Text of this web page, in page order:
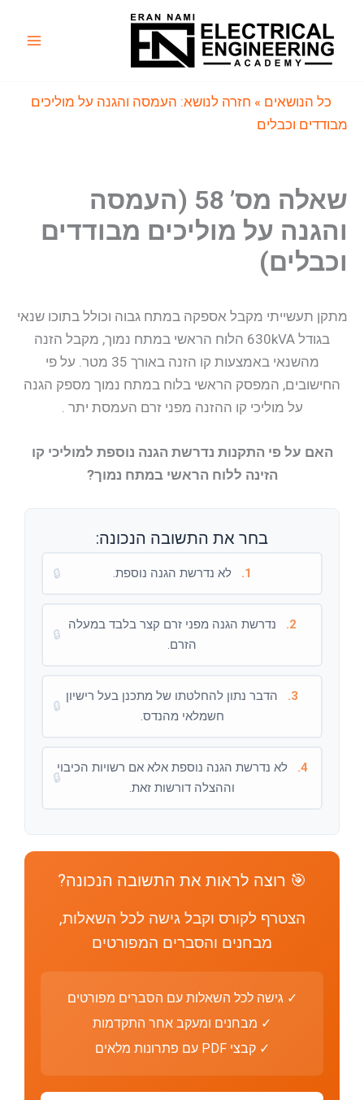
כל הנושאים » חזרה לנושא: העמסה והגנה על מוליכים
מבודדים וכבלים
שאלה מס’ 58 (העמסה
והגנה על מוליכים מבודדים
וכבלים)
מתקן תעשייתי מקבל אספקה במתח גבוה וכולל בתוכו שנאי
בגודל 630kVA הלוח הראשי במתח נמוך, מקבל הזנה
מהשנאי באמצעות קו הזנה באורך 35 מטר. על פי
החישובים, המפסק הראשי בלוח במתח נמוך מספק הגנה
על מוליכי קו ההזנה מפני זרם העמסת יתר .
האם על פי התקנות נדרשת הגנה נוספת למוליכי קו
הזינה ללוח הראשי במתח נמוך?
בחר את התשובה הנכונה:
1. לא נדרשת הגנה נוספת. 🔒
2.
נדרשת הגנה מפני זרם קצר בלבד במעלה
הזרם.
🔒
3.
הדבר נתון להחלטתו של מתכנן בעל רישיון
חשמלאי מהנדס.
🔒
4.
לא נדרשת הגנה נוספת אלא אם רשויות הכיבוי
וההצלה דורשות זאת.
🔒
🎯 רוצה לראות את התשובה הנכונה?
הצטרף לקורס וקבל גישה לכל השאלות,
מבחנים והסברים המפורטים
✓ גישה לכל השאלות עם הסברים מפורטים
✓ מבחנים ומעקב אחר התקדמות
✓ קבצי PDF עם פתרונות מלאים